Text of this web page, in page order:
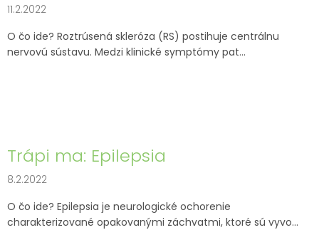
11.2.2022
O čo ide? Roztrúsená skleróza (RS) postihuje centrálnu
nervovú sústavu. Medzi klinické symptómy pat...
Trápi ma: Epilepsia
8.2.2022
O čo ide? Epilepsia je neurologické ochorenie
charakterizované opakovanými záchvatmi, ktoré sú vyvo...